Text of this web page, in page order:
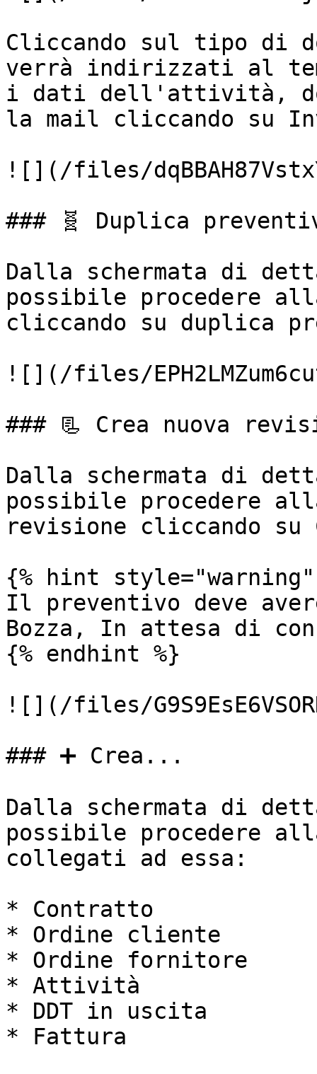
Cliccando sul tipo di
verrà indirizzati al
i dati dell'attività,
la mail cliccando su
![](/files/
### 🧬 Duplica
Dalla schermata di
possibile procedere
cliccando su duplica
![](/files/
### 📃 Crea nuova
Dalla schermata di
possibile procedere
revisione cliccando su
{% hint style="warning"
Il preventivo deve
Bozza, In attesa di
{% endhint %}
![](/files/
### ➕ Crea...
Dalla schermata di
possibile procedere
collegati ad essa:
* Contratto
* Ordine cliente
* Ordine fornitore
* Attività
* DDT in uscita
* Fattura